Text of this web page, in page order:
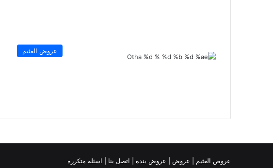
عروض العثيم
عروض العثيم عروض عروض بنده | اتصل بنا | اسئلة متكررة